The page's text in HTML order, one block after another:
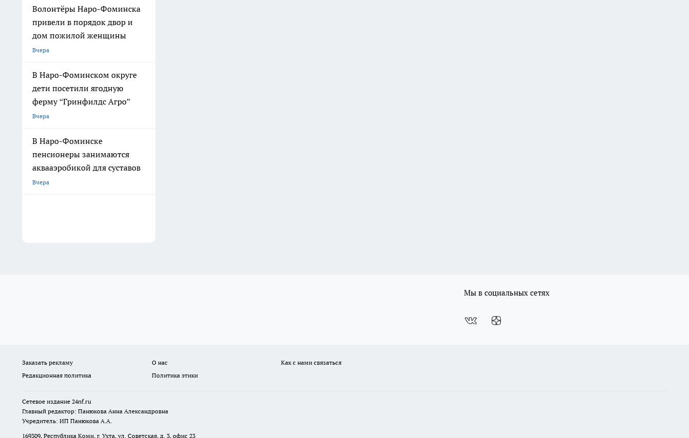
Волонтёры Наро-Фоминска
привели в порядок двор и
дом пожилой женщины
Вчера
В Наро-Фоминском округе
дети посетили ягодную
ферму “Гринфилдс Агро”
Вчера
В Наро-Фоминске
пенсионеры занимаются
аквааэробикой для суставов
Вчера
Мы в социальных сетях
Заказать рекламу О нас
Как с нами связаться
Редакционная политика
Политика этики
Сетевое издание 24nf.ru
Главный редактор: Панюкова Анна Александровна
Учредитель: ИП Панюкова А.А.
169309, Республика Коми, г. Ухта, ул. Советская, д. 3, офис 23